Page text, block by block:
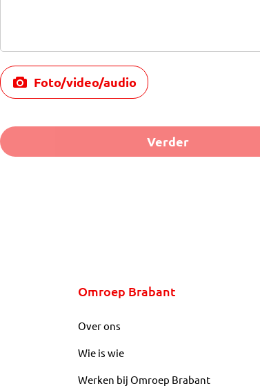
Foto/video/audio
Verder
Omroep Brabant
Over ons
Wie is wie
Werken bij Omroep Brabant